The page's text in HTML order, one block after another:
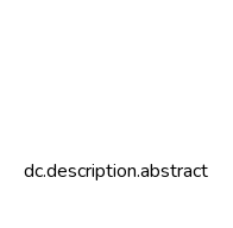
dc.description.abstract